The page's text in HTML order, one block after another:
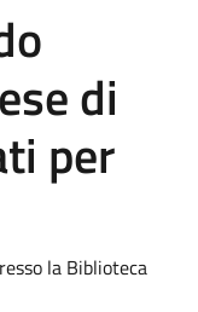
di
per
la Biblioteca